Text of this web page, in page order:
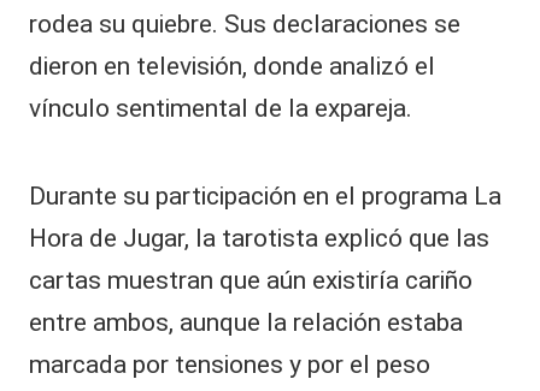
rodea su quiebre. Sus declaraciones se
dieron en televisión, donde analizó el
vínculo sentimental de la expareja.
Durante su participación en el programa La
Hora de Jugar, la tarotista explicó que las
cartas muestran que aún existiría cariño
entre ambos, aunque la relación estaba
marcada por tensiones y por el peso